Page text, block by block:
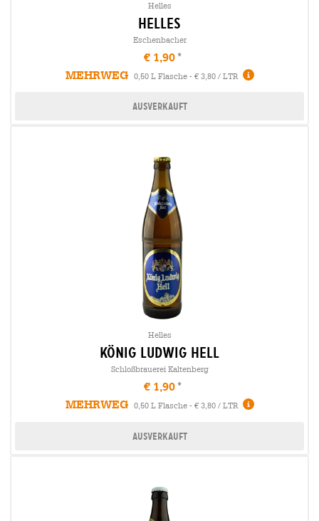
Helles
Helles
Eschenbacher
€ 1,90
MEHRWEG
0,50 L Flasche - € 3,80 / LTR
Ausverkauft
Helles
könig ludwig hell
Schloßbrauerei Kaltenberg
€ 1,90
MEHRWEG
0,50 L Flasche - € 3,80 / LTR
Ausverkauft